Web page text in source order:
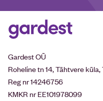
Gardest OÜ
Roheline tn 14, Tähtvere küla,
Reg nr 14246756
KMKR nr EE101978099